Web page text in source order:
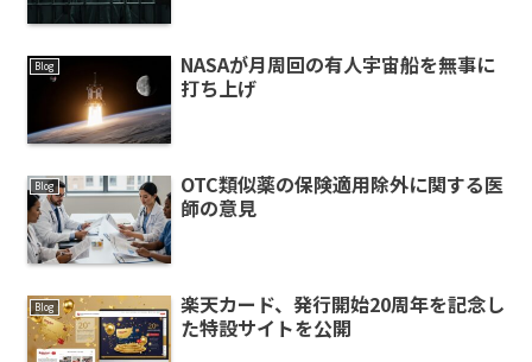
Blog
NASAが月周回の有人宇宙船を無事に
打ち上げ
Blog
OTC類似薬の保険適用除外に関する医
師の意見
Blog
楽天カード、発行開始20周年を記念し
た特設サイトを公開